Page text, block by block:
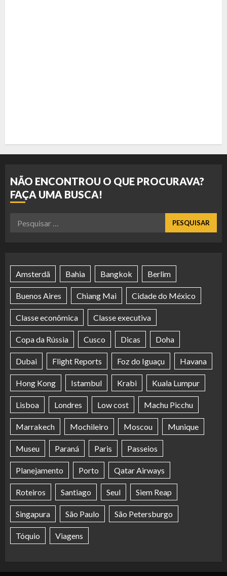
NÃO ENCONTROU O QUE PROCURAVA?
FAÇA UMA BUSCA!
Pesquisar
Amsterdã Bahia Bangkok Berlim
Buenos Aires Chiang Mai Cidade do México
Classe econômica Classe executiva
Copa da Rússia Cusco Dicas Doha
Dubai Flight Reports Foz do Iguaçu Havana
Hong Kong Istambul Krabi Kuala Lumpur
Lisboa Londres Low cost Machu Picchu
Marrakech Mochileiro Moscou Munique
Museu Paraná Paris Passeios
Planejamento Porto Qatar Airways
Roteiros Santiago Seul Siem Reap
Singapura São Paulo São Petersburgo
Tóquio Viagens